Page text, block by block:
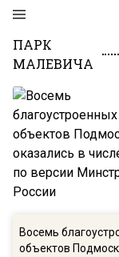
ПАРК
МАЛЕВИЧА
Восемь
объектов